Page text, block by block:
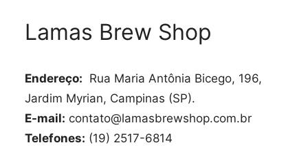
Lamas Brew Shop
Endereço: Rua Maria Antônia Bicego, 196,
Jardim Myrian, Campinas (SP).
E-mail: contato@lamasbrewshop.com.br
Telefones: (19) 2517-6814